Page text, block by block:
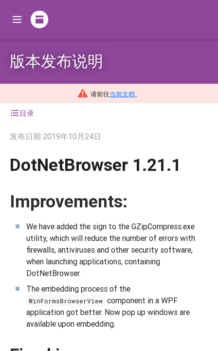
版本发布说明
请前往当前文档。
目录
发布日期 2019年10月24日
DotNetBrowser 1.21.1
Improvements:
We have added the sign to the GZipCompress.exe
utility, which will reduce the number of errors with
firewalls, antiviruses and other security software,
when launching applications, containing
DotNetBrowser.
The embedding process of the
WinFormsBrowserView component in a WPF
application got better. Now pop up windows are
available upon embedding.